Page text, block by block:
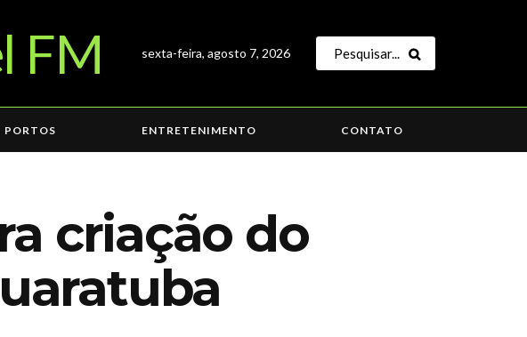
sexta-feira, agosto 7, 2026
PORTOS ENTRETENIMENTO CONTATO
criação do